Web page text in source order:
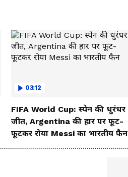
03:12
FIFA World Cup: स्पेन की धुरंधर
जीत, Argentina की हार पर फूट-
फूटकर रोया Messi का भारतीय फैन